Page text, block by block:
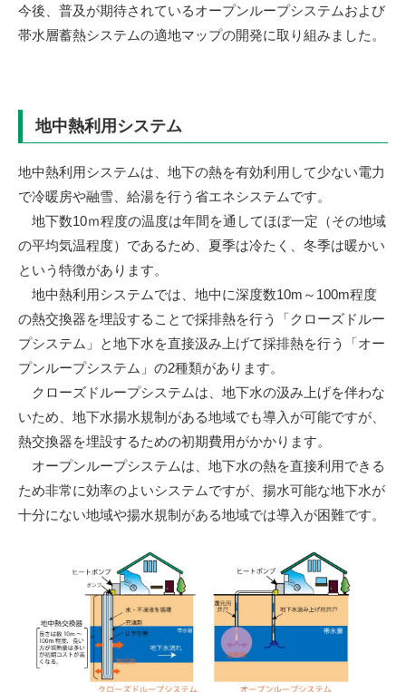
今後、普及が期待されているオープンループシステムおよび
帯水層蓄熱システムの適地マップの開発に取り組みました。
地中熱利用システム
地中熱利用システムは、地下の熱を有効利用して少ない電力
で冷暖房や融雪、給湯を行う省エネシステムです。
地下数10ｍ程度の温度は年間を通してほぼ一定（その地域
の平均気温程度）であるため、夏季は冷たく、冬季は暖かい
という特徴があります。
地中熱利用システムでは、地中に深度数10m～100m程度
の熱交換器を埋設することで採排熱を行う「クローズドルー
プシステム」と地下水を直接汲み上げて採排熱を行う「オー
プンループシステム」の2種類があります。
クローズドループシステムは、地下水の汲み上げを伴わな
いため、地下水揚水規制がある地域でも導入が可能ですが、
熱交換器を埋設するための初期費用がかかります。
オープンループシステムは、地下水の熱を直接利用できる
ため非常に効率のよいシステムですが、揚水可能な地下水が
十分にない地域や揚水規制がある地域では導入が困難です。